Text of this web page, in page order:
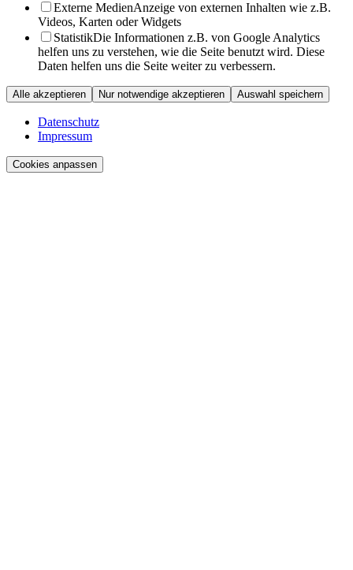
Externe MedienAnzeige von externen Inhalten wie z.B.
Videos, Karten oder Widgets
StatistikDie Informationen z.B. von Google Analytics
helfen uns zu verstehen, wie die Seite benutzt wird. Diese
Daten helfen uns die Seite weiter zu verbessern.
Alle akzeptieren Nur notwendige akzeptieren Auswahl speichern
Datenschutz
Impressum
Cookies anpassen